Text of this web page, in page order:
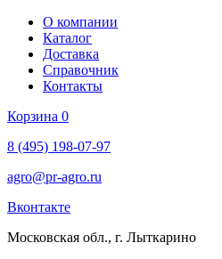
О компании
Каталог
Доставка
Справочник
Контакты
Корзина 0
8 (495) 198-07-97
agro@pr-agro.ru
Вконтакте
Московская обл., г. Лыткарино